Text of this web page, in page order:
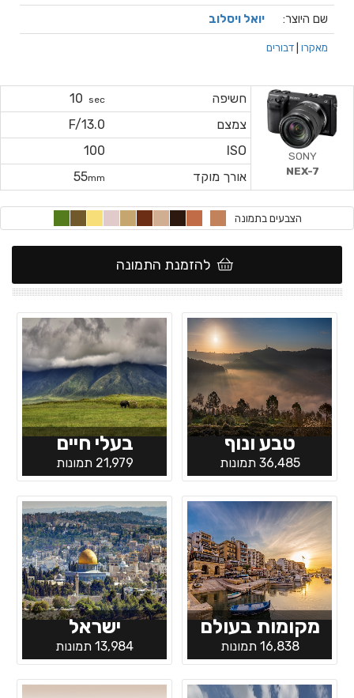
שם היוצר: יואל ויסלוב
מאקרו דבורים
חשיפה sec
10
צמצם
F/13.0
ISO
100
אורך מוקד
55mm
SONY
NEX-7
הצבעים בתמונה
להזמנת התמונה
טבע ונוף
36,485 תמונות
בעלי חיים
21,979 תמונות
מקומות בעולם
16,838 תמונות
ישראל
13,984 תמונות